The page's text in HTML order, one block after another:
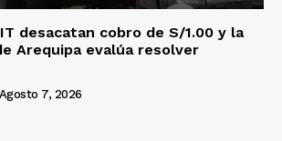
desacatan cobro de S/1.00 y la
Arequipa evalúa resolver
Agosto 7, 2026